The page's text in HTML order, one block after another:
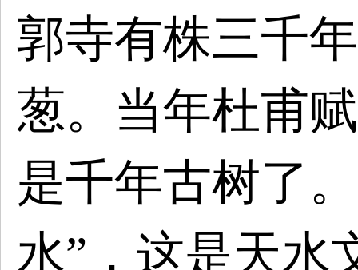
郭寺有株三千
葱。当年杜甫
是千年古树了。
水”，这是天水